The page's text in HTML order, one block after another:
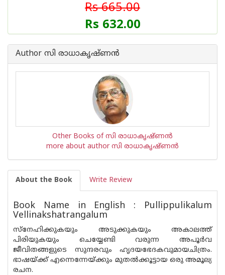
Rs 665.00
Rs 632.00
Author സി രാധാകൃഷ്ണന്‍
Other Books of സി രാധാകൃഷ്ണന്‍
more about author സി രാധാകൃഷ്ണന്‍
About the Book Write Review
Book Name in English : Pullippulikalum
Vellinakshatrangalum
സ്നേഹിക്കുകയും അടുക്കുകയും അകാലത്ത്
പിരിയുകയും ചെയ്യേണ്ടി വരുന്ന അപൂര്‍വ
ജീവിതങ്ങളുടെ സുന്ദരവും ഹൃദയഭേദകവുമായചിത്രം.
ഭാഷയ്ക്ക് എന്നെന്നേയ്ക്കും മുതല്‍ക്കൂട്ടായ ഒരു അമൂല്യ
രചന.